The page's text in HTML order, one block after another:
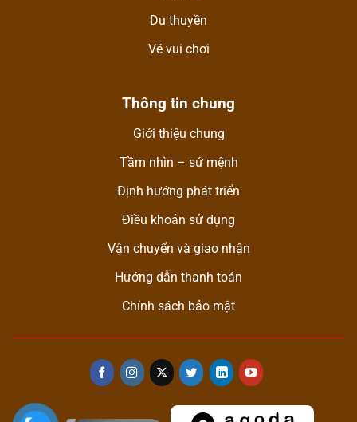
Du thuyền
Vé vui chơi
Thông tin chung
Giới thiệu chung
Tầm nhìn – sứ mệnh
Định hướng phát triển
Điều khoản sử dụng
Vận chuyển và giao nhận
Hướng dẫn thanh toán
Chính sách bảo mật